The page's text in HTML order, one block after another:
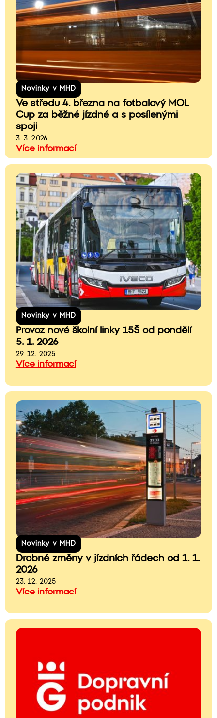
Novinky v MHD
Ve středu 4. března na fotbalový MOL
Cup za běžné jízdné a s posílenými
spoji
3. 3. 2026
Více informací
Novinky v MHD
Provoz nové školní linky 15Š od pondělí
5. 1. 2026
29. 12. 2025
Více informací
Novinky v MHD
Drobné změny v jízdních řádech od 1. 1.
2026
23. 12. 2025
Více informací